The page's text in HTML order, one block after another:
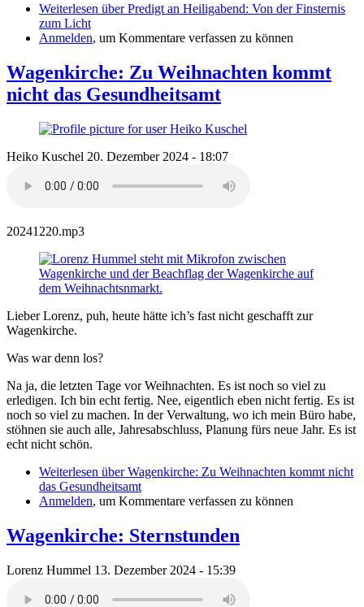
Weiterlesen über Predigt an Heiligabend: Von der Finsternis
zum Licht
Anmelden, um Kommentare verfassen zu können
Wagenkirche: Zu Weihnachten kommt
nicht das Gesundheitsamt
Heiko Kuschel 20. Dezember 2024 - 18:07
20241220.mp3
Lieber Lorenz, puh, heute hätte ich’s fast nicht geschafft zur
Wagenkirche.
Was war denn los?
Na ja, die letzten Tage vor Weihnachten. Es ist noch so viel zu
erledigen. Ich bin echt fertig. Nee, eigentlich eben nicht fertig. Es ist
noch so viel zu machen. In der Verwaltung, wo ich mein Büro habe,
stöhnen sie auch alle, Jahresabschluss, Planung fürs neue Jahr. Es ist
echt nicht schön.
Weiterlesen über Wagenkirche: Zu Weihnachten kommt nicht
das Gesundheitsamt
Anmelden, um Kommentare verfassen zu können
Wagenkirche: Sternstunden
Lorenz Hummel 13. Dezember 2024 - 15:39